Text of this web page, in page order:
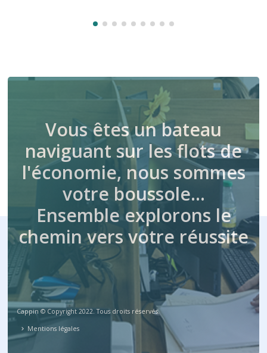
Vous êtes un bateau
naviguant sur les flots de
l'économie, nous sommes
votre boussole…
Ensemble explorons le
chemin vers votre réussite
Cappin © Copyright 2022. Tous droits réservés.
Mentions légales